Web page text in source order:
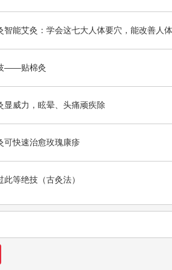
智能艾灸：学会这七大人体要穴，能改善人体
——贴棉灸
显威力，眩晕、头痛顽疾除
可快速治愈玫瑰康疹
此等绝技（古灸法）